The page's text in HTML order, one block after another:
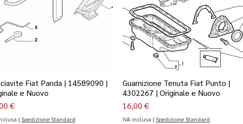
Fiat Panda | 14589090 |
e Nuovo
€
| Spedizione Standard
Guarnizione Tenuta Fiat Punto |
4302267 | Originale e Nuovo
Prezzo
16,00 €
IVA inclusa | Spedizione Standard